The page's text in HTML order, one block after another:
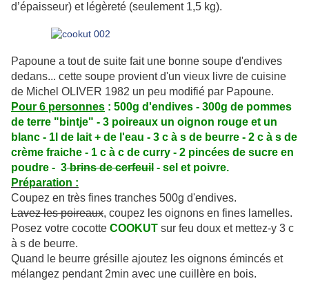
d’épaisseur) et légèreté (seulement 1,5 kg).
Papoune a tout de suite fait une bonne soupe d'endives
dedans... cette soupe provient d'un vieux livre de cuisine
de Michel OLIVER 1982 un peu modifié par Papoune.
Pour 6 personnes : 500g d'endives - 300g de pommes
de terre "bintje" - 3 poireaux un oignon rouge et un
blanc - 1l de lait + de l'eau - 3 c à s de beurre - 2 c à s de
crème fraiche - 1 c à c de curry - 2 pincées de sucre en
poudre - 3brins de cerfeuil - sel et poivre.
Préparation :
Coupez en très fines tranches 500g d'endives.
Lavez les poireaux, coupez les oignons en fines lamelles.
Posez votre cocotte COOKUT sur feu doux et mettez-y 3 c
à s de beurre.
Quand le beurre grésille ajoutez les oignons émincés et
mélangez pendant 2min avec une cuillère en bois.